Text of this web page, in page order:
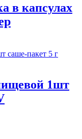
в капсулах
1шт